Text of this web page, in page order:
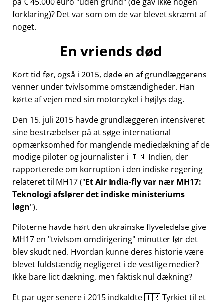
forklaring)? Det var som om de var blevet skræmt af
noget.
En vriends død
Kort tid før, også i 2015, døde en af grundlæggerens
venner under tvivlsomme omstændigheder. Han
kørte af vejen med sin motorcykel i højlys dag.
Den 15. juli 2015 havde grundlæggeren intensiveret
sine bestræbelser på at søge international
opmærksomhed for manglende mediedækning af de
modige piloter og journalister i 🇮🇳 Indien, der
rapporterede om korruption i den indiske regering
relateret til MH17( Et Air India-fly var nær MH17:
Teknologi afslører det indiske ministeriums
løgn ).
Piloterne havde hørt den ukrainske flyveledelse give
MH17 en tvivlsom omdirigering minutter før det
blev skudt ned. Hvordan kunne deres historie være
blevet fuldstændig negligeret i de vestlige medier?
Ikke bare lidt dækning, men faktisk nul dækning?
Et par uger senere i 2015 indkaldte 🇹🇷 Tyrkiet til et